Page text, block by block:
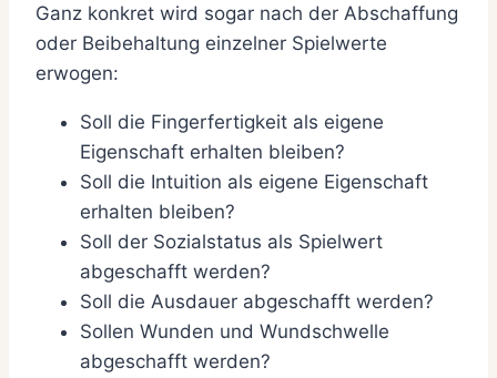
Ganz konkret wird sogar nach der Abschaffung
oder Beibehaltung einzelner Spielwerte
erwogen:
Soll die Fingerfertigkeit als eigene
Eigenschaft erhalten bleiben?
Soll die Intuition als eigene Eigenschaft
erhalten bleiben?
Soll der Sozialstatus als Spielwert
abgeschafft werden?
Soll die Ausdauer abgeschafft werden?
Sollen Wunden und Wundschwelle
abgeschafft werden?